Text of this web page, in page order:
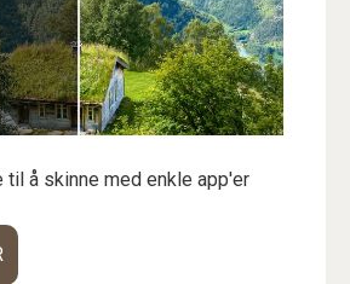
til å skinne med enkle app'er